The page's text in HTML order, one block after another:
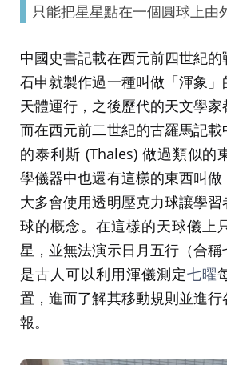
只能把星星點在一個圓球上由
中國史書記載在西元前四世紀的
石申就製作過一種叫做「渾象
天體運行，之後歷代的天文學家
而在西元前二世紀的古羅馬記
的泰利斯 (Thales) 做過類似的
學儀器中也還有這樣的東西叫
大多會使用透明壓克力球讓學
球的概念。在這樣的天球儀上
星，並無法演示日月五行（合
是古人可以利用渾儀測定七曜
置，進而了解其移動規則並進
報。